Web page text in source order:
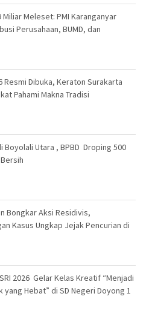
Miliar Meleset: PMI Karanganyar
Perusahaan, BUMD, dan
Resmi Dibuka, Keraton Surakarta
Pahami Makna Tradisi
Boyolali Utara , BPBD Droping 500
Bongkar Aksi Residivis,
Kasus Ungkap Jejak Pencurian di
2026 Gelar Kelas Kreatif “Menjadi
yang Hebat” di SD Negeri Doyong 1